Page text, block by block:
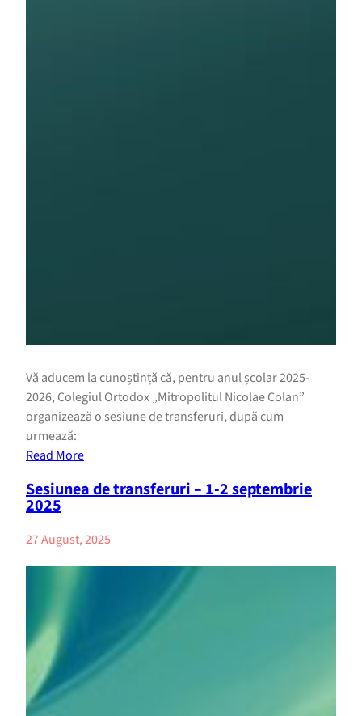
Vă aducem la cunoștință că, pentru anul școlar 2025-
2026, Colegiul Ortodox „Mitropolitul Nicolae Colan”
organizează o sesiune de transferuri, după cum
urmează:
Read More
Sesiunea de transferuri – 1-2 septembrie
2025
27 August, 2025